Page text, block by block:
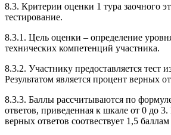
8.3. Критерии оценки 1 тура заочного
тестирование.
8.3.1. Цель оценки – определение
технических компетенций участника.
8.3.2. Участнику предоставляется тест
Результатом является процент верных
8.3.3. Баллы рассчитываются по
ответов, приведенная к шкале от 0 до
верных ответов соотвествует 1,5